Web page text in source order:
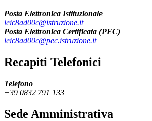
Posta Elettronica Istituzionale
leic8ad00c@istruzione.it
Posta Elettronica Certificata (PEC)
leic8ad00c@pec.istruzione.it
Recapiti Telefonici
Telefono
+39 0832 791 133
Sede Amministrativa